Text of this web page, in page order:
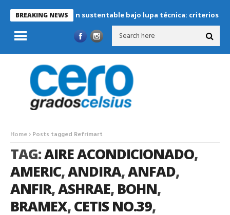
BREAKING NEWS
Refrigeración sustentable bajo lupa técnica: criterios
Home Posts tagged Refrimart
TAG:AIRE ACONDICIONADO,
AMERIC,ANDIRA,ANFAD,
ANFIR,ASHRAE, BOHN,
BRAMEX,CETIS NO.39,